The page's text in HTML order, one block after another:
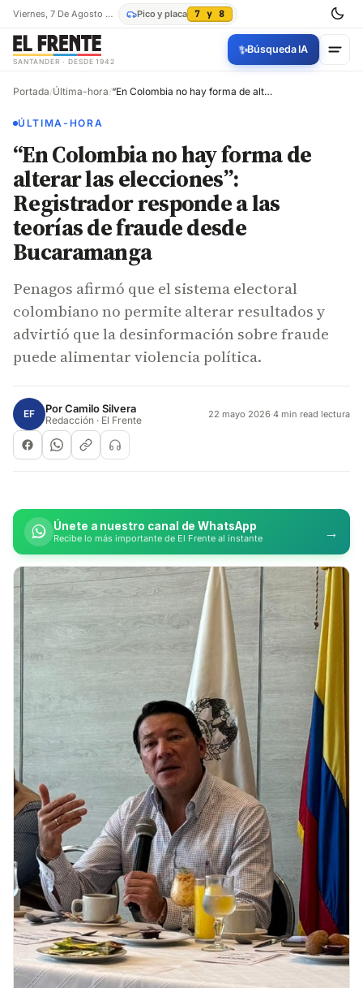
Viernes, 7 De Agosto De 2026 Pico y placa 7 y 8
SANTANDER · DESDE 1942
✨Búsqueda IA
Portada/Última-hora/ “En Colombia no hay forma de alterar las elecciones”: Registrador responde a las teorías de fraude desde Bucaramanga
ÚLTIMA-HORA
“En Colombia no hay forma de
alterar las elecciones”:
Registrador responde a las
teorías de fraude desde
Bucaramanga
Penagos afirmó que el sistema electoral
colombiano no permite alterar resultados y
advirtió que la desinformación sobre fraude
puede alimentar violencia política.
EF PorCamilo Silvera
Redacción · El Frente 22 mayo 2026·4 min read lectura
Únete a nuestro canal de WhatsApp
Recibe lo más importante de El Frente al instante →